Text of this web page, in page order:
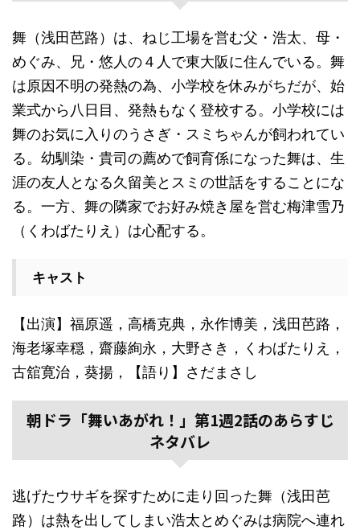
舞（浅田芭路）は、ねじ工場を営む父・浩太、母・
めぐみ、兄・悠人の４人で東大阪に住んでいる。舞
は原因不明の発熱の為、小学校を休みがちだが、始
業式から八日目、発熱もなく登校する。小学校には
舞のお気に入りのうさぎ・スミちゃんが飼われてい
る。幼馴染・貴司の薦めで飼育係になった舞は、生
涯の友人となる久留美とスミの世話をすることにな
る。一方、舞の隣家でお好み焼き屋を営む梅津雪乃
（くわばたりえ）は心配する。
キャスト
【出演】福原遥，高橋克典，永作博美，浅田芭路，
海老塚幸穏，齋藤絢永，大野さき，くわばたりえ，
古舘寛治，葵揚，【語り】さだまさし
朝ドラ「舞いあがれ！」第1週2話のあらすじ
ネタバレ
逃げたウサギを探すために走り回った舞（浅田芭
路）は熱を出してしまい浩太とめぐみは病院へ連れ